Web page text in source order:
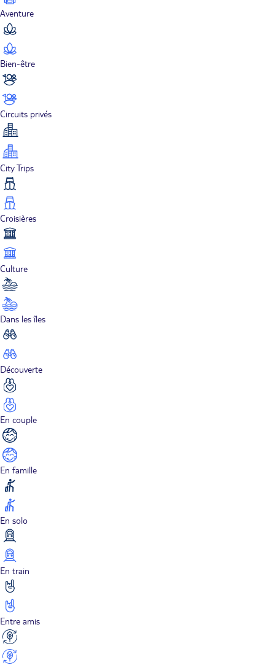
Aventure
Bien-être
Circuits privés
City Trips
Croisières
Culture
Dans les îles
Découverte
En couple
En famille
En solo
En train
Entre amis